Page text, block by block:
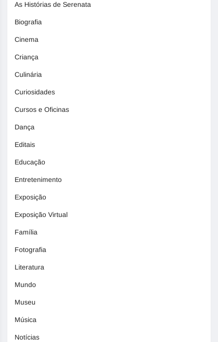
As Histórias de Serenata
Biografia
Cinema
Criança
Culinária
Curiosidades
Cursos e Oficinas
Dança
Editais
Educação
Entretenimento
Exposição
Exposição Virtual
Família
Fotografia
Literatura
Mundo
Museu
Música
Notícias